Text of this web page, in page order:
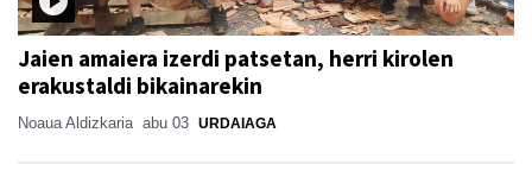
Jaien amaiera izerdi patsetan, herri kirolen
erakustaldi bikainarekin
Noaua Aldizkaria abu 03 URDAIAGA